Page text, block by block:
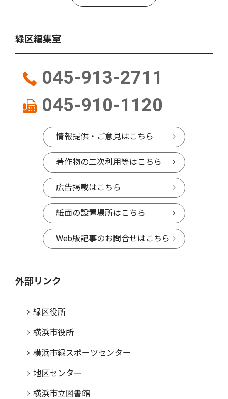
緑区編集室
045-913-2711
045-910-1120
情報提供・ご意見はこちら
著作物の二次利用等はこちら
広告掲載はこちら
紙面の設置場所はこちら
Web版記事のお問合せはこちら
外部リンク
緑区役所
横浜市役所
横浜市緑スポーツセンター
地区センター
横浜市立図書館